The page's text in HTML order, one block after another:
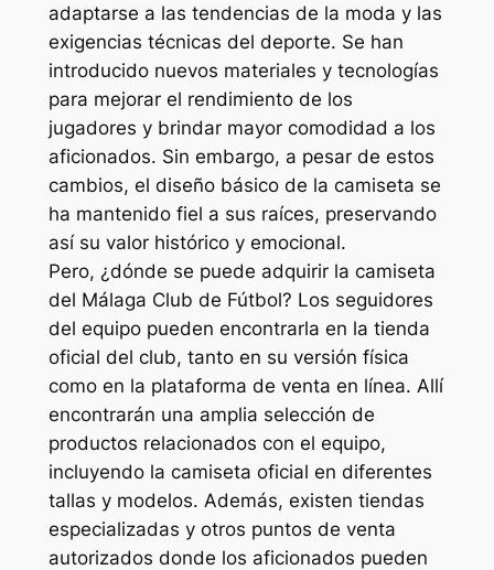
adaptarse a las tendencias de la moda y las
exigencias técnicas del deporte. Se han
introducido nuevos materiales y tecnologías
para mejorar el rendimiento de los
jugadores y brindar mayor comodidad a los
aficionados. Sin embargo, a pesar de estos
cambios, el diseño básico de la camiseta se
ha mantenido fiel a sus raíces, preservando
así su valor histórico y emocional.
Pero, ¿dónde se puede adquirir la camiseta
del Málaga Club de Fútbol? Los seguidores
del equipo pueden encontrarla en la tienda
oficial del club, tanto en su versión física
como en la plataforma de venta en línea. Allí
encontrarán una amplia selección de
productos relacionados con el equipo,
incluyendo la camiseta oficial en diferentes
tallas y modelos. Además, existen tiendas
especializadas y otros puntos de venta
autorizados donde los aficionados pueden